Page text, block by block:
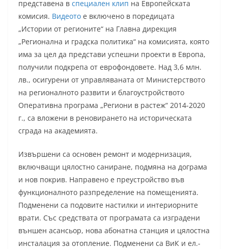
представена в специален клип на Европейската
комисия. Видеото е включено в поредицата
„Истории от регионите“ на Главна дирекция
„Регионална и градска политика“ на комисията, която
има за цел да представи успешни проекти в Европа,
получили подкрепа от еврофондовете. Над 3,6 млн.
лв., осигурени от управляваната от Министерството
на регионалното развити и благоустройството
Оперативна програма „Региони в растеж“ 2014-2020
г., са вложени в реновирането на историческата
сграда на академията.
Извършени са основен ремонт и модернизация,
включващи цялостно саниране, подмяна на дограма
и нов покрив. Направено е преустройство във
функционалното разпределение на помещенията.
Подменени са подовите настилки и интериорните
врати. Със средствата от програмата са изградени
външен асансьор, нова абонатна станция и цялостна
инсталация за отопление. Подменени са ВиК и ел.-